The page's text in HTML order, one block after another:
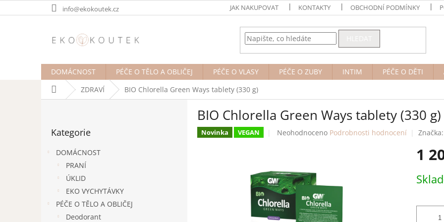
na
info@ekokoutek.cz JAK NAKUPOVAT KONTAKTY OBCHODNÍ PODMÍNKY
DOMÁCNOST PÉČE O TĚLO A OBLIČEJ PÉČE O VLASY PÉČE O ZUBY INTIM PÉČE O DĚTI
Domů ZDRAVÍ BIO Chlorella Green Ways tablety (330 g)
kategorie
Kategorie
DOMÁCNOST
PRANÍ
ÚKLID
EKO VYCHYTÁVKY
PÉČE O TĚLO A OBLIČEJ
Deodorant
BIO Chlorella Green Ways tablety (330 g)
Novinka VEGAN
Průměrné
0,0
z
5
hvězdiček.
Neohodnoceno Podrobnosti hodnocení Značka:
1
cena: